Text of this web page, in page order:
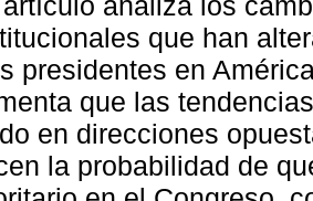
que han
presidentes en
que las
en direcciones
la probabilidad de